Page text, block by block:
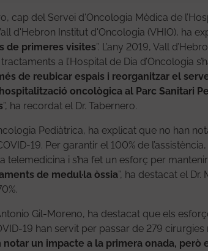
cap del Servei d'Oncologia Mèdica de
d'Hebron Institut d'Oncologia (VHIO), ha
de primeres visites”. L’any 2019, Vall
a l’Hospital de Dia d’Oncologia
de reubicar espais i reorganitzar el
oncològica al Parc Sanitari
”, ha recordat el Dr. Tabernero.
Pediàtrica, ha explicat que no han
19. Per garantir el 100% de l’assistència,
telemedicina i s’ha fet un esforç per
de medul·la òssia”, ha destacat el Dr.
Gil-Moreno, ha destacat que els
19 han servit per passar de 279 cirurgies
notar un impacte a la primera onada, però